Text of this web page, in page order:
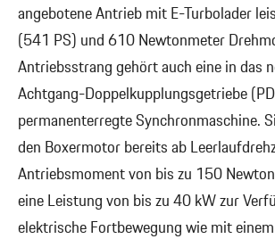
angebotene Antrieb mit E-Turbolader
(541 PS) und 610 Newtonmeter
Antriebsstrang gehört auch eine in das
Achtgang-Doppelkupplungsgetriebe
permanenterregte Synchronmaschine.
den Boxermotor bereits ab
Antriebsmoment von bis zu 150
eine Leistung von bis zu 40 kW zur
elektrische Fortbewegung wie mit